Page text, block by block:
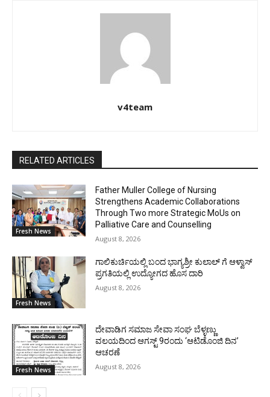
v4team
RELATED ARTICLES
Fresh News
Father Muller College of Nursing
Strengthens Academic Collaborations
Through Two more Strategic MoUs on
Palliative Care and Counselling
August 8, 2026
Fresh News
ಗಾಲಿಕುರ್ಚಿಯಲ್ಲಿ ಬಂದ ಭಾಗ್ಯಶ್ರೀ ಕುಲಾಲ್ ಗೆ ಆಳ್ವಾಸ್
ಪ್ರಗತಿಯಲ್ಲಿ ಉದ್ಯೋಗದ ಹೊಸ ದಾರಿ
August 8, 2026
Fresh News
ದೇವಾಡಿಗ ಸಮಾಜ ಸೇವಾ ಸಂಘ ಬೆಳ್ಳಣ್ಣು
ವಲಯದಿಂದ ಆಗಸ್ಟ್ 9ರಂದು ‘ಆಟಿಡೊಂಜಿ ದಿನ’
ಆಚರಣೆ
August 8, 2026